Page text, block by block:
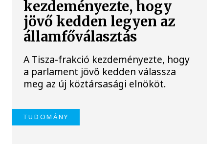
kezdeményezte, hogy
jövő kedden legyen az
államfőválasztás
A Tisza-frakció kezdeményezte, hogy
a parlament jövő kedden válassza
meg az új köztársasági elnököt.
TUDOMÁNY